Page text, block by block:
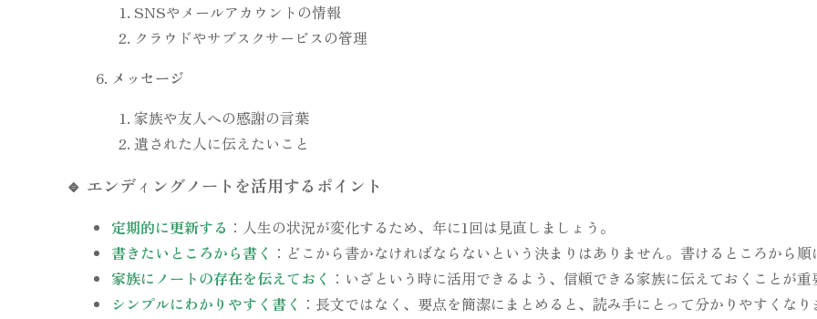
SNSやメールアカウントの情報
クラウドやサブスクサービスの管理
メッセージ
家族や友人への感謝の言葉
遺された人に伝えたいこと
🔹 エンディングノートを活用するポイント
定期的に更新する ：人生の状況が変化するため、年に1回は見直しましょう。
書きたいところから書く ：どこから書かなければならないという決まりはありません。書けるところから順
家族にノートの存在を伝えておく ：いざという時に活用できるよう、信頼できる家族に伝えておくことが重
シンプルにわかりやすく書く ：長文ではなく、要点を簡潔にまとめると、読み手にとって分かりやすくなり